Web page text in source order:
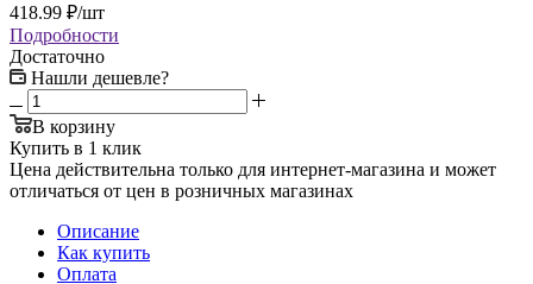
418.99 ₽/шт
Подробности
Достаточно
Нашли дешевле?
В корзину
Купить в 1 клик
Цена действительна только для интернет-магазина и может
отличаться от цен в розничных магазинах
Описание
Как купить
Оплата